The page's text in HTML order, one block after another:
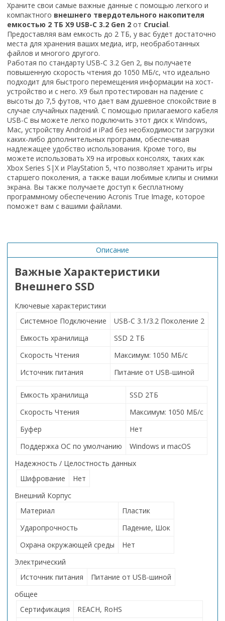
Храните свои самые важные данные с помощью легкого и
компактного внешнего твердотельного накопителя
емкостью 2 ТБ X9 USB-C 3.2 Gen 2 от Crucial.
Предоставляя вам емкость до 2 ТБ, у вас будет достаточно
места для хранения ваших медиа, игр, необработанных
файлов и многого другого.
Работая по стандарту USB-C 3.2 Gen 2, вы получаете
повышенную скорость чтения до 1050 МБ/с, что идеально
подходит для быстрого перемещения информации на хост-
устройство и с него. X9 был протестирован на падение с
высоты до 7,5 футов, что дает вам душевное спокойствие в
случае случайных падений. С помощью прилагаемого кабеля
USB-C вы можете легко подключить этот диск к Windows,
Mac, устройству Android и iPad без необходимости загрузки
каких-либо дополнительных программ, обеспечивая
надлежащее удобство использования. Кроме того, вы
можете использовать X9 на игровых консолях, таких как
Xbox Series S|X и PlayStation 5, что позволяет хранить игры
старшего поколения, а также ваши любимые клипы и снимки
экрана. Вы также получаете доступ к бесплатному
программному обеспечению Acronis True Image, которое
поможет вам с вашими файлами.
Описание
Важные Характеристики
Внешнего SSD
Ключевые характеристики
Системное Подключение
USB-C 3.1/3.2 Поколение 2
Емкость хранилища
SSD 2 ТБ
Скорость Чтения
Максимум: 1050 МБ/с
Источник питания
Питание от USB-шиной
Емкость хранилища
SSD 2ТБ
Скорость Чтения
Максимум: 1050 МБ/с
Буфер
Нет
Поддержка ОС по умолчанию
Windows и macOS
Надежность / Целостность данных
Шифрование
Нет
Внешний Корпус
Материал
Пластик
Ударопрочность
Падение, Шок
Охрана окружающей среды
Нет
Электрический
Источник питания
Питание от USB-шиной
общее
Сертификация
REACH, RoHS